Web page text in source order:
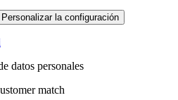
Personalizar la configuración
datos personales
match